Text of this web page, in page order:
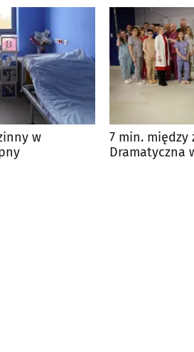
w
7 min. między
Dramatyczna